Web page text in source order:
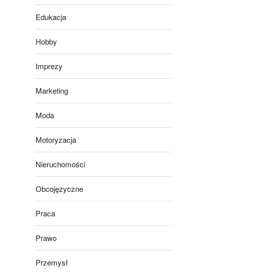
Edukacja
Hobby
Imprezy
Marketing
Moda
Motoryzacja
Nieruchomości
Obcojęzyczne
Praca
Prawo
Przemysł